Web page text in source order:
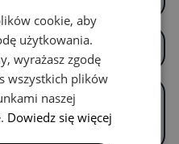
OMEVO?
dostępne przy
cookie, aby
użytkowania.
wyrażasz zgodę
wszystkich plików
naszej
Dowiedz się więcej